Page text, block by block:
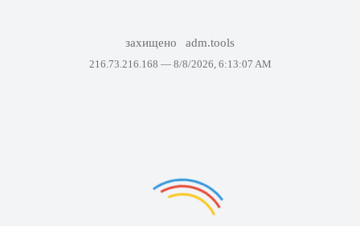
захищено adm.tools
216.73.216.168 — 8/8/2026, 6:13:07 AM